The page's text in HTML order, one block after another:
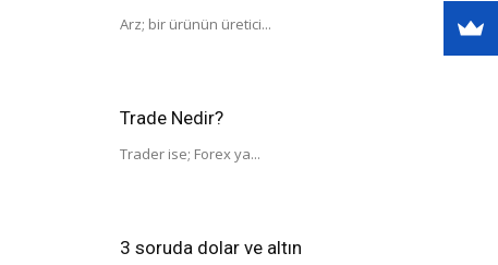
Arz; bir ürünün üretici...
Trade Nedir?
Trader ise; Forex ya...
3 soruda dolar ve altın